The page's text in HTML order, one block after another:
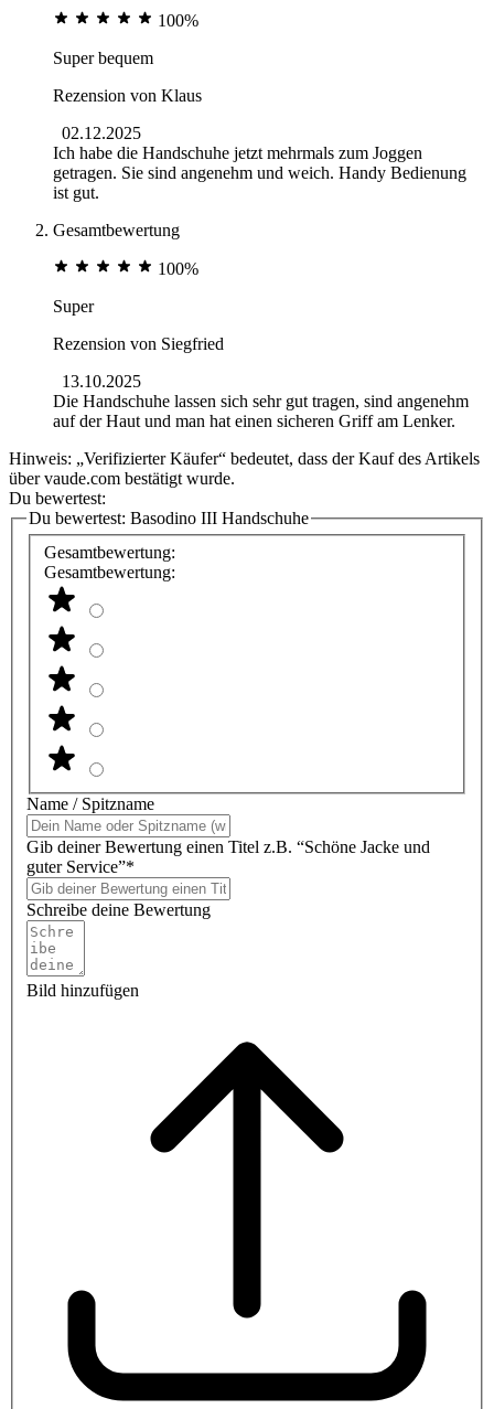
100%
Super bequem
Rezension von Klaus
02.12.2025
Ich habe die Handschuhe jetzt mehrmals zum Joggen
getragen. Sie sind angenehm und weich. Handy Bedienung
ist gut.
Gesamtbewertung
100%
Super
Rezension von Siegfried
13.10.2025
Die Handschuhe lassen sich sehr gut tragen, sind angenehm
auf der Haut und man hat einen sicheren Griff am Lenker.
Hinweis: „Verifizierter Käufer“ bedeutet, dass der Kauf des Artikels
über vaude.com bestätigt wurde.
Du bewertest:
Du bewertest: Basodino III Handschuhe
Gesamtbewertung:
Gesamtbewertung:
Name / Spitzname
Gib deiner Bewertung einen Titel z.B. “Schöne Jacke und
guter Service”*
Schreibe deine Bewertung
Bild hinzufügen